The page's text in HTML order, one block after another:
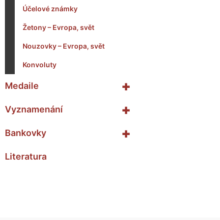
Účelové známky
Žetony – Evropa, svět
Nouzovky – Evropa, svět
Konvoluty
+
Medaile
+
Vyznamenání
+
Bankovky
Literatura